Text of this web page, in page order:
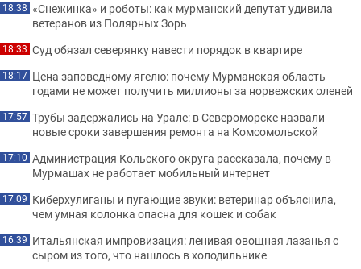
18:38 «Снежинка» и роботы: как мурманский депутат удивила
ветеранов из Полярных Зорь
18:33 Суд обязал северянку навести порядок в квартире
18:17 Цена заповедному ягелю: почему Мурманская область
годами не может получить миллионы за норвежских оленей
17:57 Трубы задержались на Урале: в Североморске назвали
новые сроки завершения ремонта на Комсомольской
17:10 Администрация Кольского округа рассказала, почему в
Мурмашах не работает мобильный интернет
17:09 Киберхулиганы и пугающие звуки: ветеринар объяснила,
чем умная колонка опасна для кошек и собак
16:39 Итальянская импровизация: ленивая овощная лазанья с
сыром из того, что нашлось в холодильнике